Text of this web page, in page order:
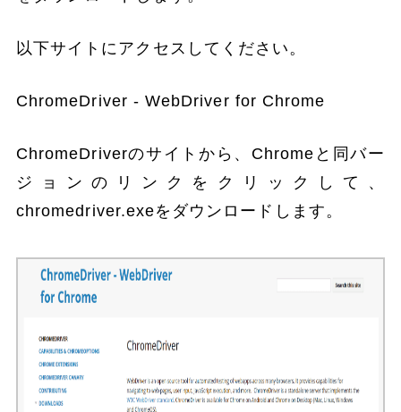
以下サイトにアクセスしてください。
ChromeDriver - WebDriver for Chrome
ChromeDriverのサイトから、Chromeと同バー
ジョンのリンクをクリックして、
chromedriver.exeをダウンロードします。